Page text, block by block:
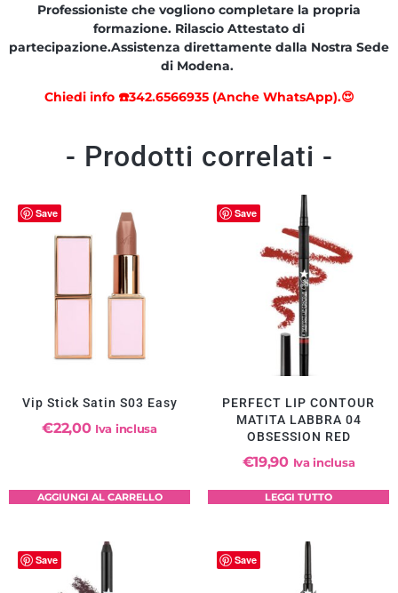
Professioniste che vogliono completare la propria
formazione. Rilascio Attestato di
partecipazione.Assistenza direttamente dalla Nostra Sede
di Modena.
Chiedi info ☎️342.6566935 (Anche WhatsApp).😍
- Prodotti correlati -
Save
Vip Stick Satin S03 Easy
€22,00 Iva inclusa
AGGIUNGI AL CARRELLO
Save
PERFECT LIP CONTOUR
MATITA LABBRA 04
OBSESSION RED
€19,90 Iva inclusa
LEGGI TUTTO
Save Save